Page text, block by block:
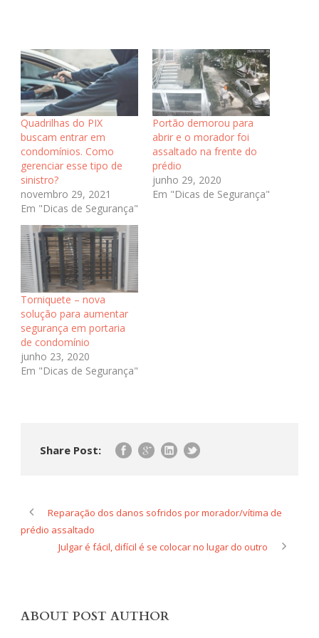
Quadrilhas do PIX
buscam entrar em
condomínios. Como
gerenciar esse tipo de
sinistro?
novembro 29, 2021
Em "Dicas de Segurança"
Portão demorou para
abrir e o morador foi
assaltado na frente do
prédio
junho 29, 2020
Em "Dicas de Segurança"
Torniquete – nova
solução para aumentar
segurança em portaria
de condomínio
junho 23, 2020
Em "Dicas de Segurança"
Share Post:
Reparação dos danos sofridos por morador/vítima de
prédio assaltado
Julgar é fácil, difícil é se colocar no lugar do outro
ABOUT POST AUTHOR